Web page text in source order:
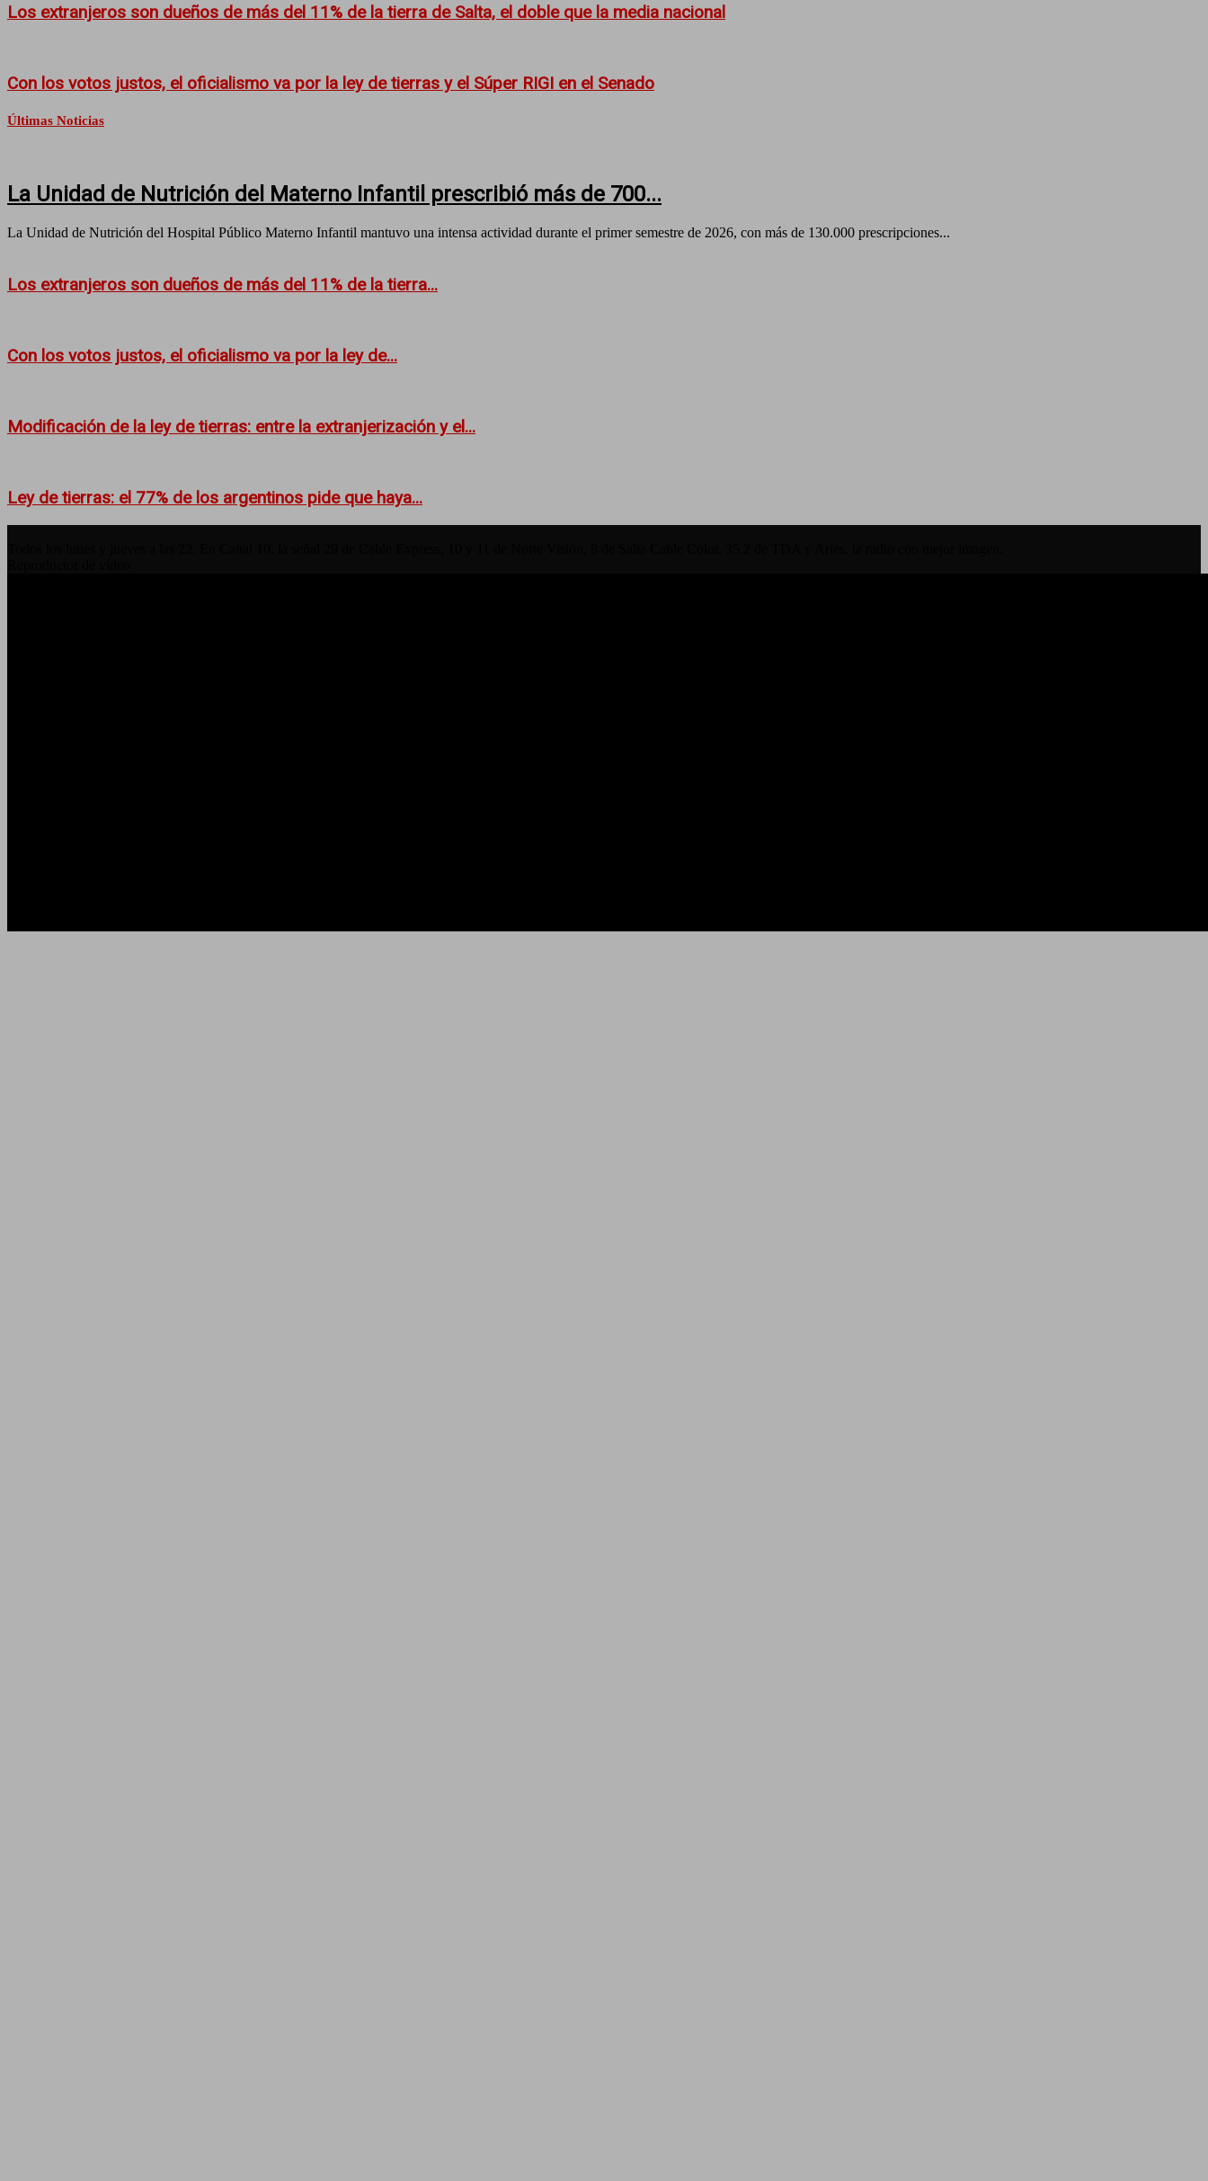
Los extranjeros son dueños de más del 11% de la tierra de Salta, el doble que la media nacional
Con los votos justos, el oficialismo va por la ley de tierras y el Súper RIGI en el Senado
Últimas Noticias
La Unidad de Nutrición del Materno Infantil prescribió más de 700...
La Unidad de Nutrición del Hospital Público Materno Infantil mantuvo una intensa actividad durante el primer semestre de 2026, con más de 130.000 prescripciones...
Los extranjeros son dueños de más del 11% de la tierra...
Con los votos justos, el oficialismo va por la ley de...
Modificación de la ley de tierras: entre la extranjerización y el...
Ley de tierras: el 77% de los argentinos pide que haya...